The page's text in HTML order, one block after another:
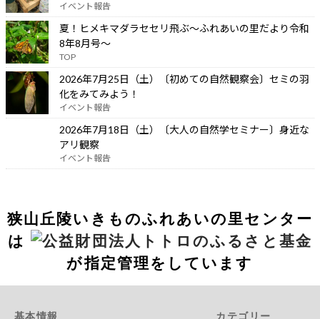
イベント報告
夏！ヒメキマダラセセリ飛ぶ～ふれあいの里だより令和
8年8月号～
TOP
2026年7月25日（土）〔初めての自然観察会〕セミの羽
化をみてみよう！
イベント報告
2026年7月18日（土）〔大人の自然学セミナー〕身近な
アリ観察
イベント報告
狭山丘陵いきものふれあいの里センター
は
が指定管理をしています
基本情報 カテゴリー